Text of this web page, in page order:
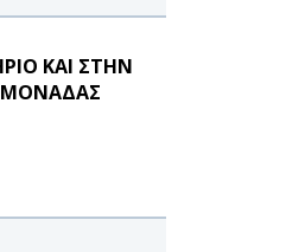
ΚΑΙ ΣΤΗΝ
ΜΟΝΑΔΑΣ